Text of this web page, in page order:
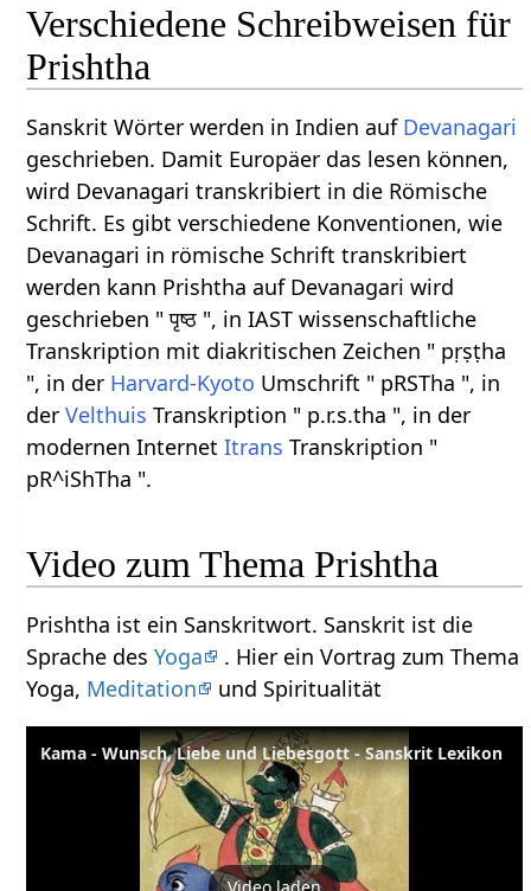
Verschiedene Schreibweisen für
Prishtha
Sanskrit Wörter werden in Indien auf Devanagari
geschrieben. Damit Europäer das lesen können,
wird Devanagari transkribiert in die Römische
Schrift. Es gibt verschiedene Konventionen, wie
Devanagari in römische Schrift transkribiert
werden kann Prishtha auf Devanagari wird
geschrieben " पृष्ठ ", in IAST wissenschaftliche
Transkription mit diakritischen Zeichen " pṛṣṭha
", in der Harvard-Kyoto Umschrift " pRSTha ", in
derVelthuis Transkription " p.r.s.tha ", in der
modernen InternetItrans Transkription "
pR^iShTha ".
Video zum Thema Prishtha
Prishtha ist ein Sanskritwort. Sanskrit ist die
Sprache desYoga
. Hier ein Vortrag zum Thema
Yoga, Meditation und Spiritualität
Kama - Wunsch, Liebe und Liebesgott - Sanskrit Lexikon